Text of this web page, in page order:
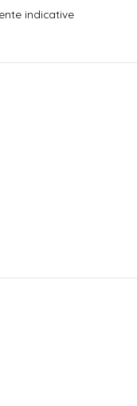
indicative